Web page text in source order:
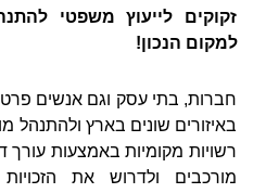
זקוקים לייעוץ משפטי
למקום הנכון!
חברות, בתי עסק וגם אנשים
באיזורים שונים בארץ ולהתנהל
רשויות מקומיות באמצעות עורך
מורכבים ולדרוש את